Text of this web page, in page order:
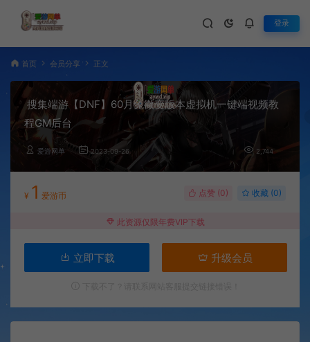
登录
首页 会员分享 正文
搜集端游【DNF】60月兔微变版本虚拟机一键端视频教
程GM后台
爱游网单 2023-09-26 2,744
¥ 1 爱游币 点赞 (0) 收藏 (0)
此资源仅限年费VIP下载
立即下载 升级会员